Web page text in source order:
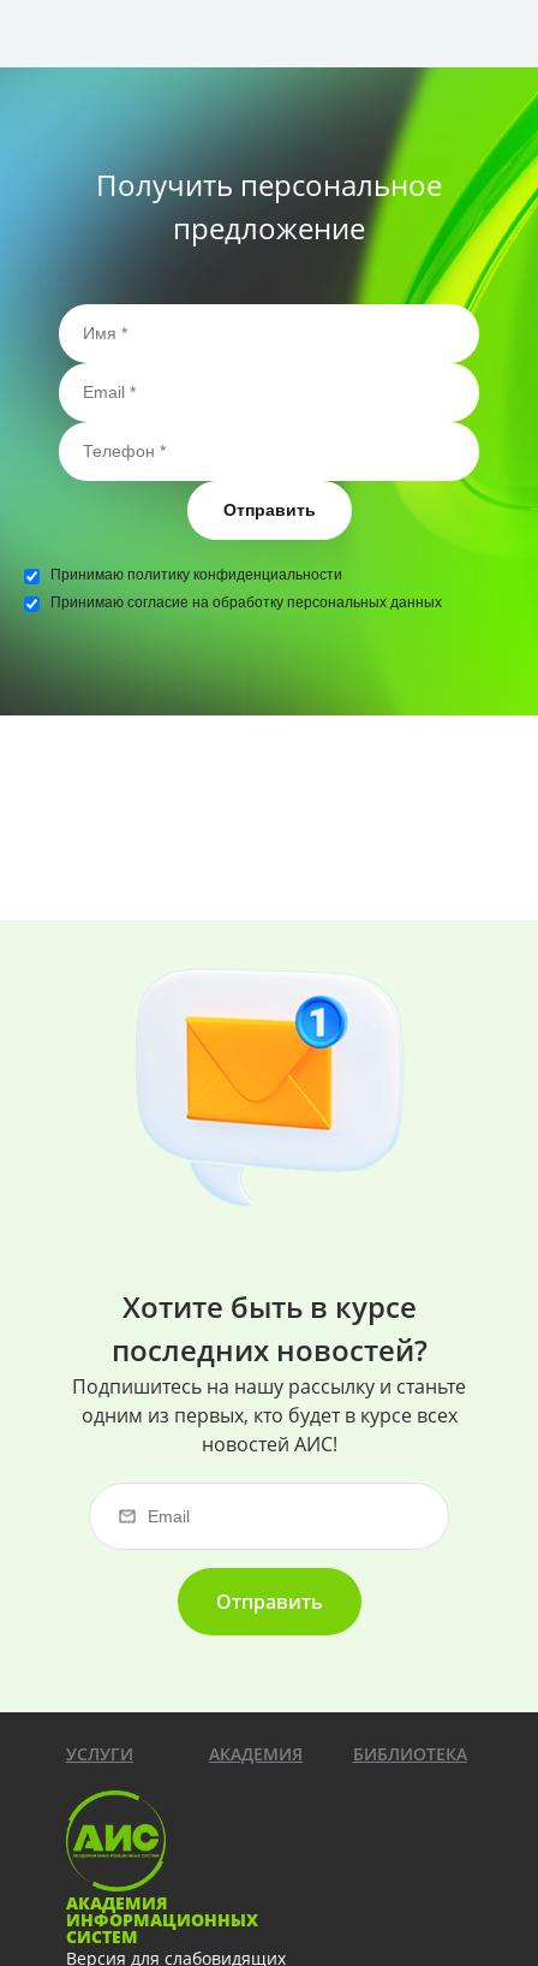
Получить персональное
предложение
Отправить
Принимаю политику конфиденциальности
Принимаю согласие на обработку персональных данных
Хотите быть в курсе
последних новостей?
Подпишитесь на нашу рассылку и станьте
одним из первых, кто будет в курсе всех
новостей АИС!
Отправить
УСЛУГИ АКАДЕМИЯ БИБЛИОТЕКА
АКАДЕМИЯ
ИНФОРМАЦИОННЫХ
СИСТЕМ
Версия для слабовидящих